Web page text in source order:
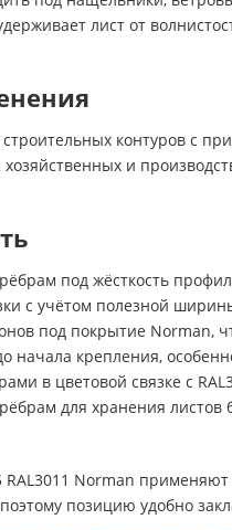
лист от
контуров с
и
под жёсткость
с учётом полезной
под покрытие Norman,
начала крепления,
в цветовой связке с
для хранения
RAL3011 Norman
позицию удобно